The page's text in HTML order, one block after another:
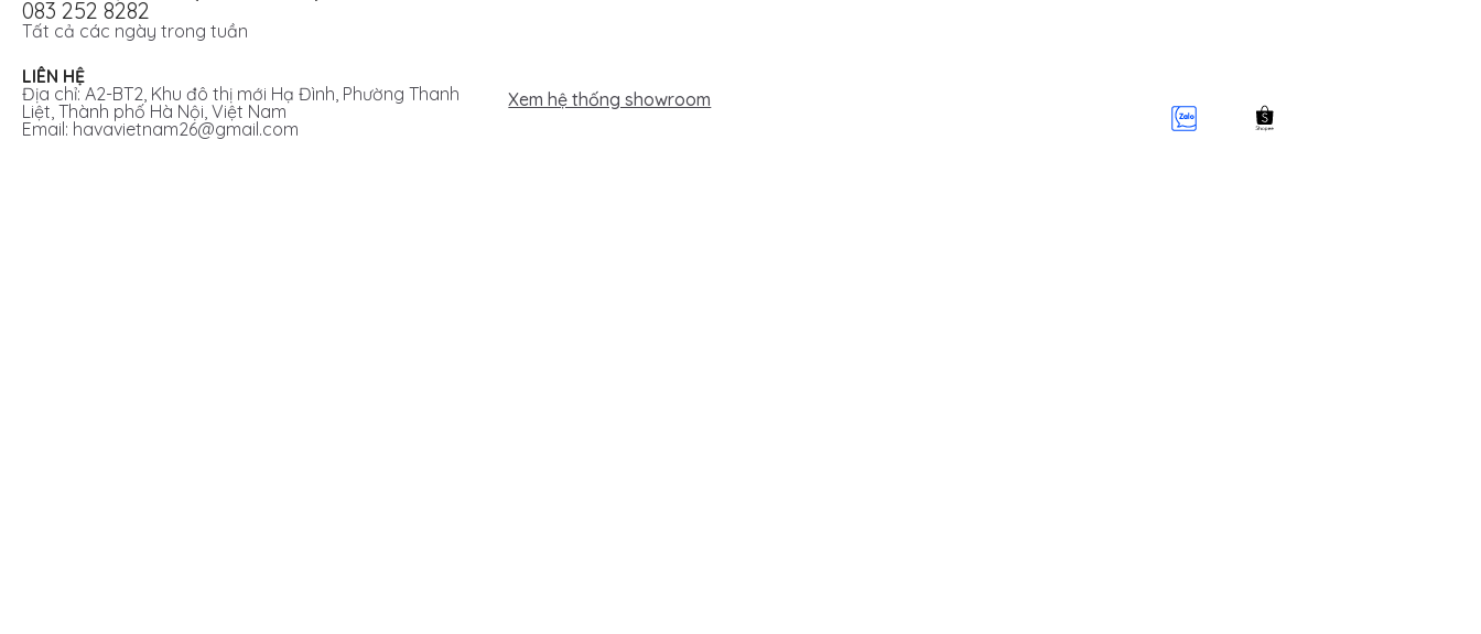
083 252 8282
Tất cả các ngày trong tuần
LIÊN HỆ
Địa chỉ: A2-BT2, Khu đô thị mới Hạ Đình, Phường Thanh
Liệt, Thành phố Hà Nội, Việt Nam
Email: havavietnam26@gmail.com
Xem hệ thống showroom